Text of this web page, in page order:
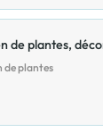
de plantes,
de plantes